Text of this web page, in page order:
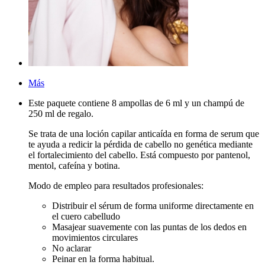
Más
Este paquete contiene 8 ampollas de 6 ml y un champú de
250 ml de regalo.
Se trata de una loción capilar anticaída en forma de serum que
te ayuda a redicir la pérdida de cabello no genética mediante
el fortalecimiento del cabello. Está compuesto por pantenol,
mentol, cafeína y botina.
Modo de empleo para resultados profesionales:
Distribuir el sérum de forma uniforme directamente en
el cuero cabelludo
Masajear suavemente con las puntas de los dedos en
movimientos circulares
No aclarar
Peinar en la forma habitual.